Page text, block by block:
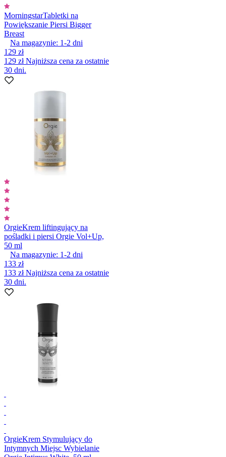
MorningstarTabletki na
Powiększanie Piersi Bigger
Breast
Na magazynie: 1-2 dni
129 zł
129 złNajniższa cena za ostatnie
30 dni.
OrgieKrem liftingujący na
pośladki i piersi Orgie Vol+Up,
50 ml
Na magazynie: 1-2 dni
133 zł
133 złNajniższa cena za ostatnie
30 dni.
OrgieKrem Stymulujący do
Intymnych Miejsc Wybielanie